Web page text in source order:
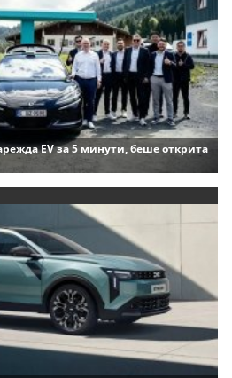
EV за 5 минути, беше открита